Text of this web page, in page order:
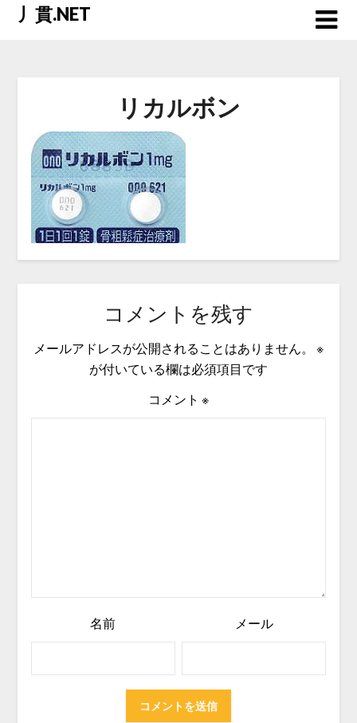
Skip丿貫.NET
リカルボン
コメントを残す
メールアドレスが公開されることはありません。
※
が付いている欄は必須項目です
コメント ※
名前 メール